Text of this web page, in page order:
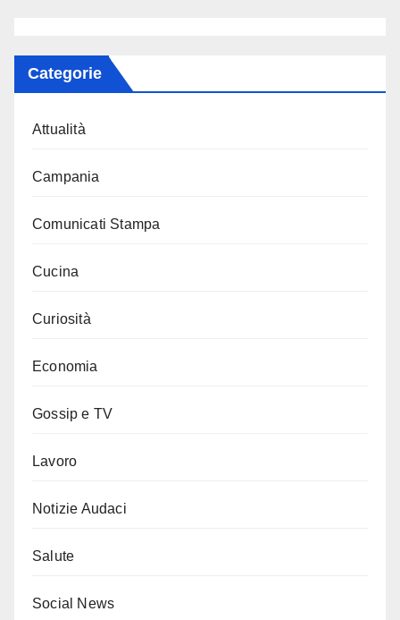
Categorie
Attualità
Campania
Comunicati Stampa
Cucina
Curiosità
Economia
Gossip e TV
Lavoro
Notizie Audaci
Salute
Social News